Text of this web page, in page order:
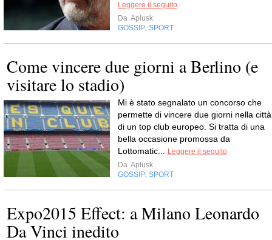
Leggere il seguito
Da Aplusk
GOSSIP SPORT
Come vincere due giorni a Berlino (e
visitare lo stadio)
Mi è stato segnalato un concorso che
permette di vincere due giorni nella città
di un top club europeo. Si tratta di una
bella occasione promossa da
Lottomatic...
Leggere il seguito
Da Aplusk
GOSSIP SPORT
Expo2015 Effect: a Milano Leonardo
Da Vinci inedito